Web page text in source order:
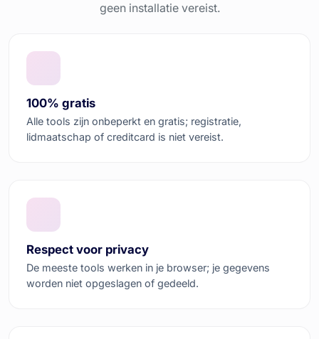
geen installatie vereist.
100% gratis
Alle tools zijn onbeperkt en gratis; registratie,
lidmaatschap of creditcard is niet vereist.
Respect voor privacy
De meeste tools werken in je browser; je gegevens
worden niet opgeslagen of gedeeld.